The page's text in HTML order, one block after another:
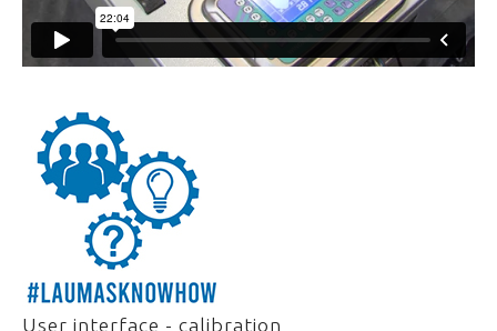
User interface - calibration